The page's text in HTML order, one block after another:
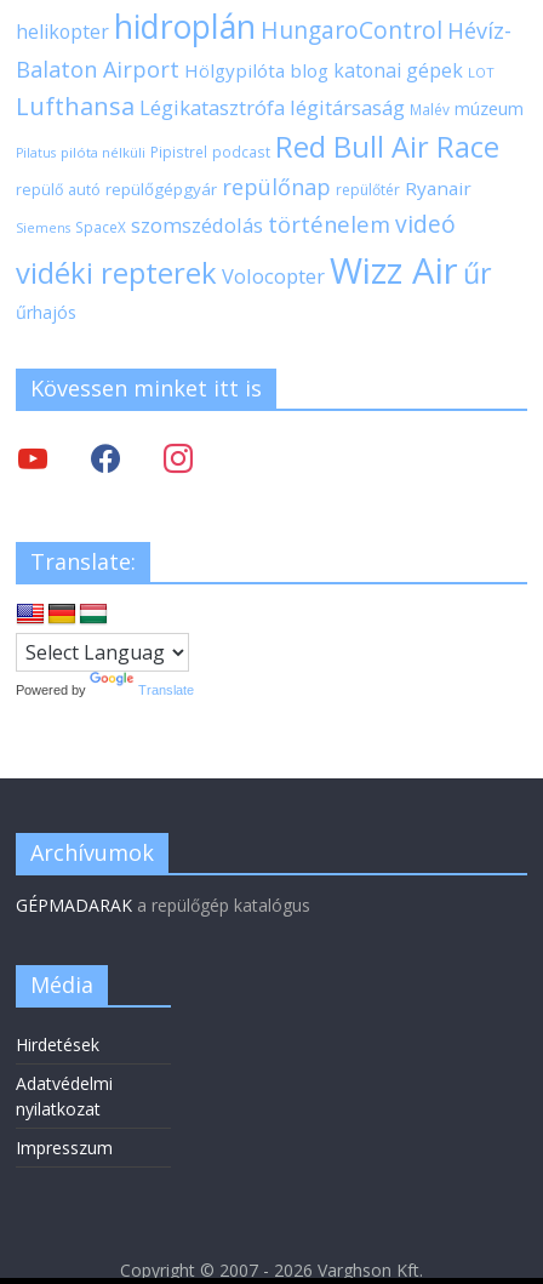
helikopter hidroplán HungaroControl Hévíz-
Balaton Airport Hölgypilóta blog katonai gépek LOT
Lufthansa Légikatasztrófa légitársaság Malév múzeum
Pilatus pilóta nélküli Pipistrel podcast Red Bull Air Race
repülő autó repülőgépgyár repülőnap repülőtér Ryanair
Siemens SpaceX szomszédolás történelem videó
vidéki repterek VolocopterWizz Air űr
űrhajós
Kövessen minket itt is
Translate:
Powered by Translate
Archívumok
GÉPMADARAK a repülőgép katalógus
Média
Hirdetések
Adatvédelmi
nyilatkozat
Impresszum
Copyright © 2007 - 2026 Varghson Kft.